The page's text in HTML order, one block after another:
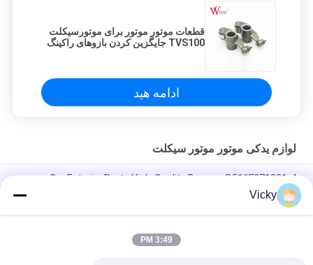
قطعات موتور موتور برای موتورسیکلت
TVS100 جایگزین کردن بازوهای راکینگ
ادامه هید
لوازم یدکی موتور موتور سیکلت
Car Exterior Parts High-Quality Bumper B516F271301-4
CHANAN OSHAN​ Z6 Starry White
موتور استارتر هوندا EX5 موتور موتور موتور قطعات یدکی ارزان عمده
Vicky
3:49 PM